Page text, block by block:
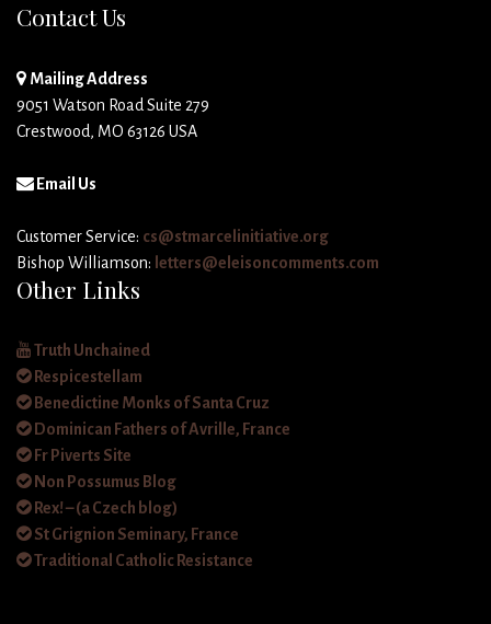
Contact Us
Mailing Address
9051 Watson Road Suite 279
Crestwood, MO 63126 USA
Email Us
Customer Service: cs@stmarcelinitiative.org
Bishop Williamson: letters@eleisoncomments.com
Other Links
Truth Unchained
Respicestellam
Benedictine Monks of Santa Cruz
Dominican Fathers of Avrille, France
Fr Piverts Site
Non Possumus Blog
Rex! – (a Czech blog)
St Grignion Seminary, France
Traditional Catholic Resistance